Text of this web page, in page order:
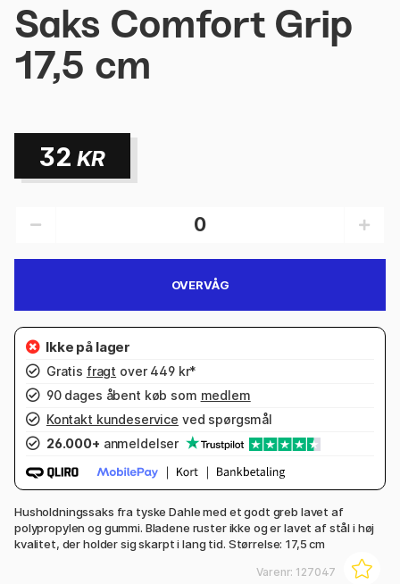
Saks Comfort Grip
17,5 cm
32 KR
OVERVÅG
Gratis fragt over 449 kr*
90 dages åbent køb som medlem
Kontakt kundeservice ved spørgsmål
26.000+ anmeldelser
Husholdningssaks fra tyske Dahle med et godt greb lavet af
polypropylen og gummi. Bladene ruster ikke og er lavet af stål i høj
kvalitet, der holder sig skarpt i lang tid. Størrelse: 17,5 cm
Varenr: 127047